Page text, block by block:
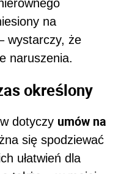
na
wystarczy, że
naruszenia.
określony
dotyczy umów na
się spodziewać
ułatwień dla